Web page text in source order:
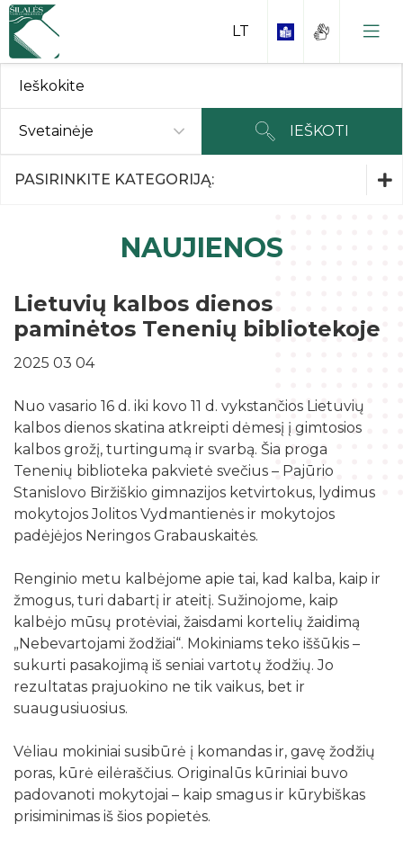
Kaip tapti skaitytoju?
Interneto skaitykla
Duomenų bazės
Interaktyvi edukacinė erdvė
Galvosūkių kambarys
Robotikos užsiėmimai
Ekskursijos
Skaitmeninio raštingumo mokymai
Kūrybinė, inžinerinė ir programavimo įranga
Žaisloteka
Mokamos paslaugos
Rankraščiai
Kraštiečiai
Žymių datų kalendorius
Bibliografijos rodyklės
Bibliotekos išleisti leidiniai
Kraštotyrinė medžiaga apie Šilalės rajoną
Šilališkiai Baltijos kelyje
Upynos etnokultūros paveldas
Maršrutai po Šilalės kraštą
Suskaitmenintas kultūros paveldas
Darbo užmokestis
Viešieji pirkimai
Biudžeto suvestinė
Finansinių ataskaitų rinkiniai
Lėšos veiklai viešinti
Laisvos darbo vietos
Skyriai
Filialai
Struktūra
Šilalės rajono literatų klubas „Versmė“
Svetainėje IEŠKOTI
PASIRINKITE KATEGORIJĄ:
NAUJIENOS
Lietuvių kalbos dienos
paminėtos Tenenių bibliotekoje
2025 03 04
Nuo vasario 16 d. iki kovo 11 d. vykstančios Lietuvių
kalbos dienos skatina atkreipti dėmesį į gimtosios
kalbos grožį, turtingumą ir svarbą. Šia proga
Tenenių biblioteka pakvietė svečius – Pajūrio
Stanislovo Biržiškio gimnazijos ketvirtokus, lydimus
mokytojos Jolitos Vydmantienės ir mokytojos
padėjėjos Neringos Grabauskaitės.
Renginio metu kalbėjome apie tai, kad kalba, kaip ir
žmogus, turi dabartį ir ateitį. Sužinojome, kaip
kalbėjo mūsų protėviai, žaisdami kortelių žaidimą
„Nebevartojami žodžiai“. Mokiniams teko iššūkis –
sukurti pasakojimą iš seniai vartotų žodžių. Jo
rezultatas prajuokino ne tik vaikus, bet ir
suaugusiuosius.
Vėliau mokiniai susibūrė į komandas ir, gavę žodžių
poras, kūrė eilėraščius. Originalūs kūriniai buvo
padovanoti mokytojai – kaip smagus ir kūrybiškas
prisiminimas iš šios popietės.